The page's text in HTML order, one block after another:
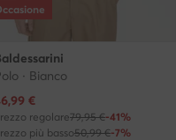
· Bianco
attuale
€
regolare79,95 €-41%
più basso50,99 €-7%